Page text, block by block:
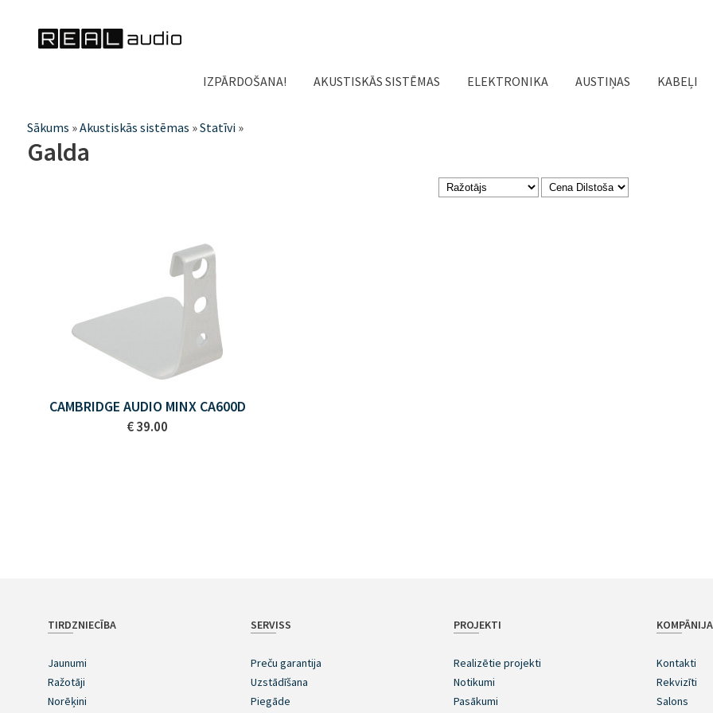
IZPĀRDOŠANA! AKUSTISKĀS SISTĒMAS ELEKTRONIKA AUSTIŅAS KABEĻI
Jūs
atrodaties
Sākums »Akustiskās sistēmas »Statīvi »
Galda
CAMBRIDGE AUDIO MINX CA600D
€ 39.00
TIRDZNIECĪBA
Jaunumi
Ražotāji
Norēķini
SERVISS
Preču garantija
Uzstādīšana
Piegāde
PROJEKTI
Realizētie projekti
Notikumi
Pasākumi
KOMPĀNIJA
Kontakti
Rekvizīti
Salons